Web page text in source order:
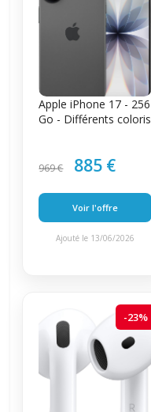
Apple iPhone 17 - 256
Go - Différents coloris
969 € 885 €
Voir l'offre
Ajouté le 13/06/2026
-23%